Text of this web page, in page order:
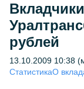
рублей
13.10.2009 10:38
СтатистикаО